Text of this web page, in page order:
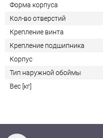
Форма корпуса
Кол-во отверстий
Крепление винта
Крепление подшипника
Корпус
Тип наружной обоймы
Вес [кг]